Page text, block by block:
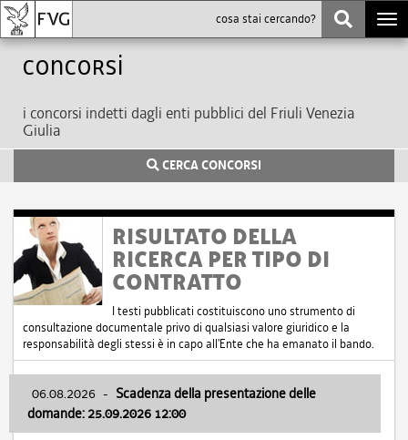
Concorsi
i concorsi indetti dagli enti pubblici del Friuli Venezia
Giulia
CERCA CONCORSI
RISULTATO DELLA
RICERCA PER TIPO DI
CONTRATTO
I testi pubblicati costituiscono uno strumento di
consultazione documentale privo di qualsiasi valore giuridico e la
responsabilità degli stessi è in capo all'Ente che ha emanato il bando.
06.08.2026 - Scadenza della presentazione delle
domande: 25.09.2026 12:00